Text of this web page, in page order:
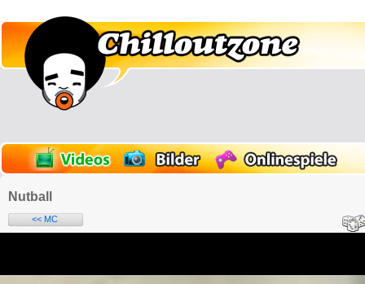
Nutball
<< MC